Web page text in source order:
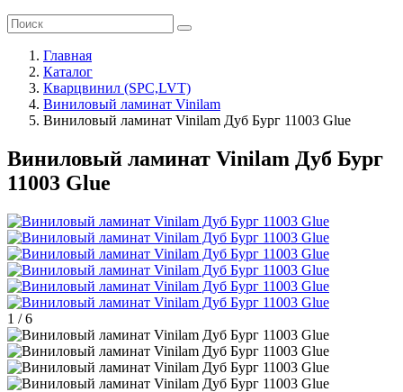
Главная
Каталог
Кварцвинил (SPC,LVT)
Виниловый ламинат Vinilam
Виниловый ламинат Vinilam Дуб Бург 11003 Glue
Виниловый ламинат Vinilam Дуб Бург
11003 Glue
1 /6